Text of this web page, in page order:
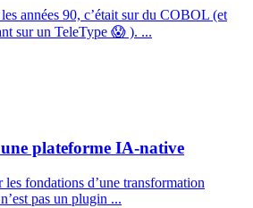
années 90, c’était sur du COBOL (et
sur un TeleType 😱 ). ...
plateforme IA-native
les fondations d’une transformation
pas un plugin ...